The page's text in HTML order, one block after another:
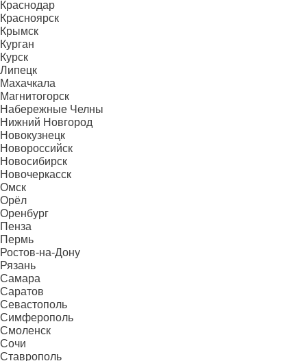
Краснодар
Красноярск
Крымск
Курган
Курск
Липецк
Махачкала
Магнитогорск
Набережные Челны
Нижний Новгород
Новокузнецк
Новороссийск
Новосибирск
Новочеркасск
Омск
Орёл
Оренбург
Пенза
Пермь
Ростов-на-Дону
Рязань
Самара
Саратов
Севастополь
Симферополь
Смоленск
Сочи
Ставрополь